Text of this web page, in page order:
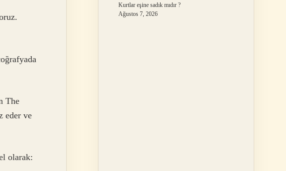
The
eder ve
olarak:
Kurtlar eşine sadık mıdır ?
Ağustos 7, 2026